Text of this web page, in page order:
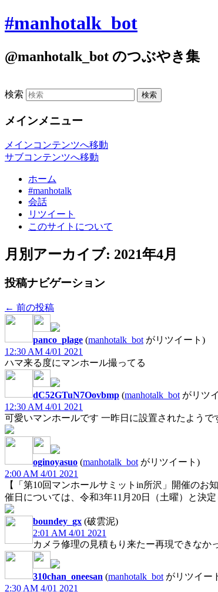
#manhotalk_bot
@manhotalk_bot のつぶやき集
検索
メインメニュー
メインコンテンツへ移動
サブコンテンツへ移動
ホーム
#manhotalk
会話
リツイート
このサイトについて
月別アーカイブ: 2021年4月
投稿ナビゲーション
← 前の投稿
panco_plage (manhotalk_bot がリツイート)
12:30 AM 4/01 2021
ハマ来る度にマンホール撮ってる
dC52GTuN7Oovbmp (manhotalk_bot がリツ
12:30 AM 4/01 2021
可愛いマンホールです 一昨日に設置されたようで
oginoyasuo (manhotalk_bot がリツイート)
2:00 AM 4/01 2021
【「第10回マンホールサミットin所沢」開催の
催日については、令和3年11月20日（土曜）と決
boundey_gx (破雲泥)
2:01 AM 4/01 2021
カメラ修理の見積もり来たー再現できな
310chan_oneesan (manhotalk_bot がリツイー
2:30 AM 4/01 2021